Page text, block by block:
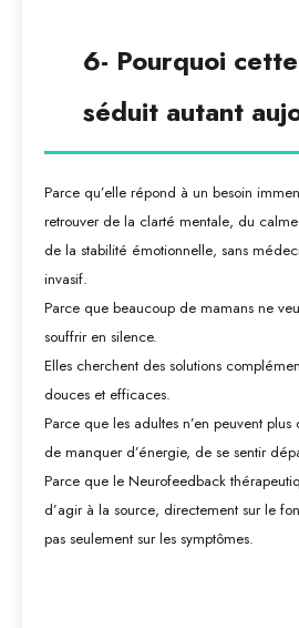
6- Pourquoi
séduit autant
Parce qu’elle répond à un besoin
retrouver de la clarté mentale, du calme
de la stabilité émotionnelle, sans
invasif.
Parce que beaucoup de mamans ne
souffrir en silence.
Elles cherchent des solutions
douces et efficaces.
Parce que les adultes n’en peuvent
de manquer d’énergie, de se sentir
Parce que le Neurofeedback
d’agir à la source, directement sur le
pas seulement sur les symptômes.